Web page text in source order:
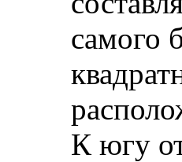
самого
К югу